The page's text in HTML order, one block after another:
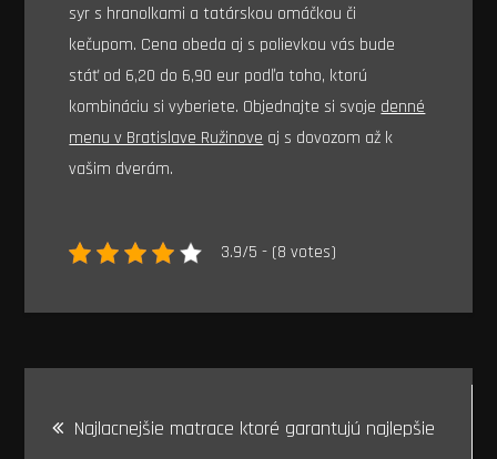
syr s hranolkami a tatárskou omáčkou či
kečupom. Cena obeda aj s polievkou vás bude
stáť od 6,20 do 6,90 eur podľa toho, ktorú
kombináciu si vyberiete. Objednajte si svoje denné
menu v Bratislave Ružinove aj s dovozom až k
vašim dverám.
3.9/5 - (8 votes)
Najlacnejšie matrace ktoré garantujú najlepšie